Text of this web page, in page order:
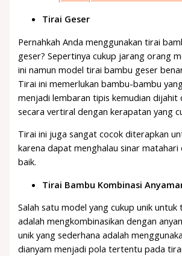
Tirai Geser
Pernahkah Anda menggunakan tirai
geser? Sepertinya cukup jarang orang
ini namun model tirai bambu geser
Tirai ini memerlukan bambu-bambu
menjadi lembaran tipis kemudian dijahit
secara vertiral dengan kerapatan yang
Tirai ini juga sangat cocok diterapkan
karena dapat menghalau sinar matahari
baik.
Tirai Bambu Kombinasi
Salah satu model yang cukup unik untuk
adalah mengkombinasikan dengan
unik yang sederhana adalah
dianyam menjadi pola tertentu pada